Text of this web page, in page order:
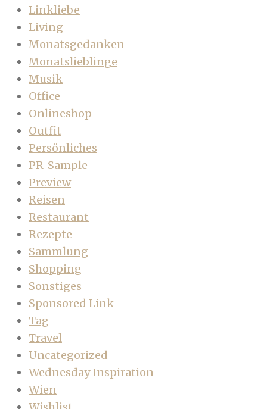
Linkliebe
Living
Monatsgedanken
Monatslieblinge
Musik
Office
Onlineshop
Outfit
Persönliches
PR-Sample
Preview
Reisen
Restaurant
Rezepte
Sammlung
Shopping
Sonstiges
Sponsored Link
Tag
Travel
Uncategorized
Wednesday Inspiration
Wien